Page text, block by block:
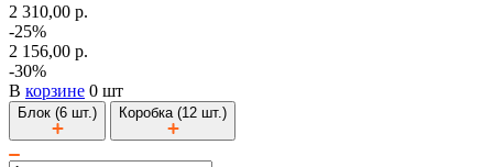
2 310,00 р.
-25%
2 156,00 р.
-30%
В корзине 0 шт
Блок (6 шт.) Коробка (12 шт.)